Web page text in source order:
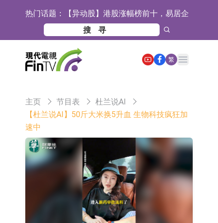
热门话题： 【异动股】港股涨幅榜前十，易居企
业控股(02048.HK)涨+52.63%，天润
云(02167.HK)涨+50.75%
宜安科技：湖南逸昊已取得关于非晶
合金项目环境影响报告表的批复
石药创新(300765.SZ)子公司SYS6037
注射液获美国药物还床试验批准
华兰生物：子公司华兰疫苗正在开展
TD550无人机具备行业先发产品优势
千方科技：已形成车路云协同的L4级
范阶段
建全球物流供应链网络
航天电器：子公司苏州华旃的高速模
组及液冷互连产品处于小批量供货阶
日韩股市双双收涨
【异动股】分立器件板块下挫，锴威
特(688693.CN)跌11.69%
【异动股】鸡肉概念板块拉升，益生
繁
Open main menu
主页 节目表
杜兰说AI
【杜兰说AI】50斤大米换5升血 生物科技疯狂加
速中